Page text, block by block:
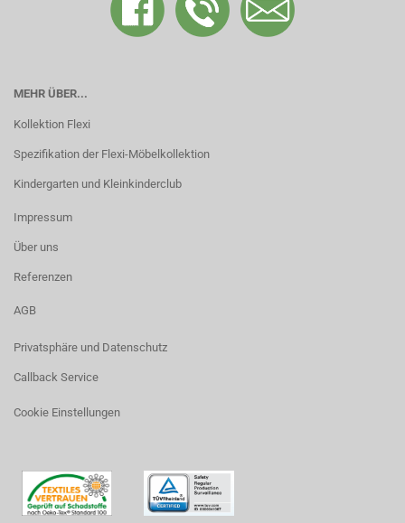
MEHR ÜBER...
Kollektion Flexi
Spezifikation der Flexi-Möbelkollektion
Kindergarten und Kleinkinderclub
Impressum
Über uns
Referenzen
AGB
Privatsphäre und Datenschutz
Callback Service
Cookie Einstellungen